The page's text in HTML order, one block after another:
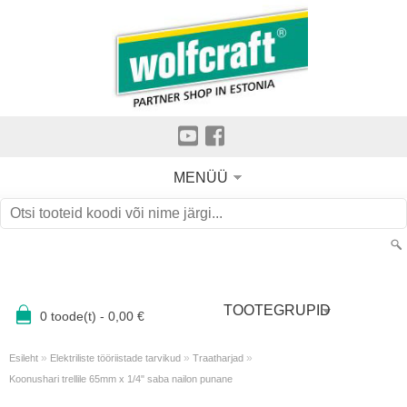
MENÜÜ
0 toode(t) - 0,00 € TOOTEGRUPID
Esileht » Elektriliste tööriistade tarvikud » Traatharjad »
Koonushari trellile 65mm x 1/4" saba nailon punane